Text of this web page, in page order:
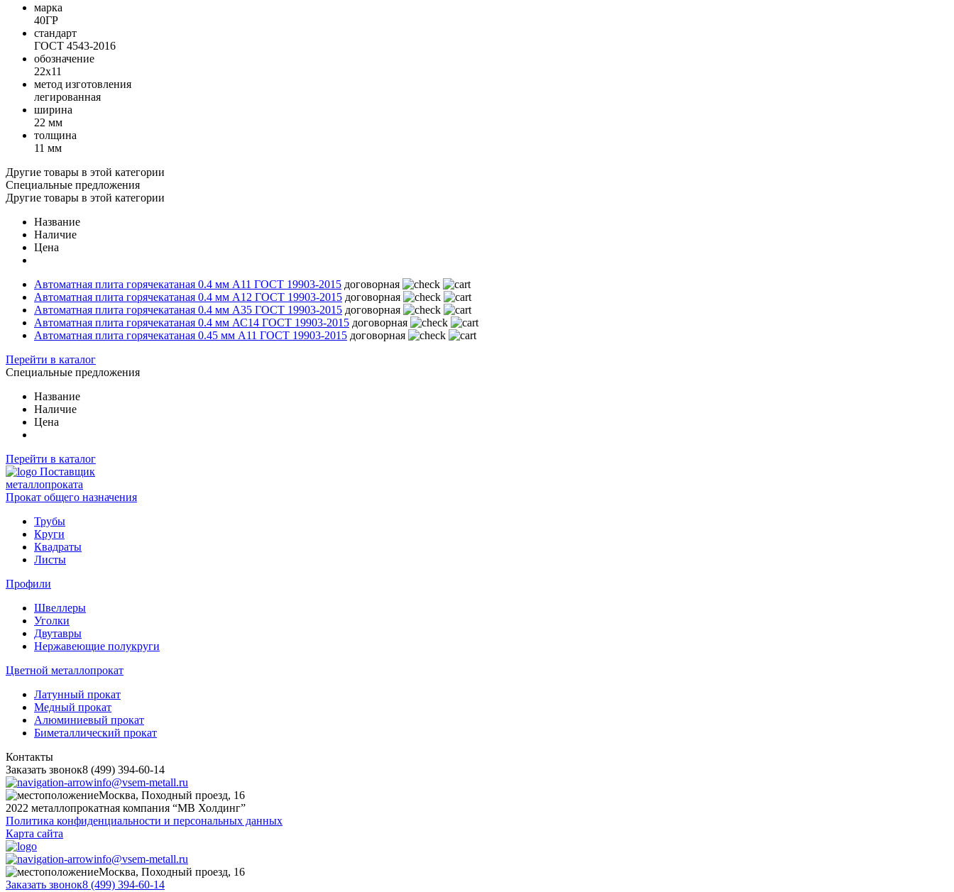
марка
40ГР
стандарт
ГОСТ 4543-2016
обозначение
22х11
метод изготовления
легированная
ширина
22 мм
толщина
11 мм
Другие товары в этой категории
Специальные предложения
Другие товары в этой категории
Название
Наличие
Цена
Автоматная плита горячекатаная 0.4 мм А11 ГОСТ 19903-2015 договорная
Автоматная плита горячекатаная 0.4 мм А12 ГОСТ 19903-2015 договорная
Автоматная плита горячекатаная 0.4 мм А35 ГОСТ 19903-2015 договорная
Автоматная плита горячекатаная 0.4 мм АС14 ГОСТ 19903-2015 договорная
Автоматная плита горячекатаная 0.45 мм А11 ГОСТ 19903-2015 договорная
Перейти в каталог
Специальные предложения
Название
Наличие
Цена
Перейти в каталог
Поставщик
металлопроката
Прокат общего назначения
Трубы
Круги
Квадраты
Листы
Профили
Швеллеры
Уголки
Двутавры
Нержавеющие полукруги
Цветной металлопрокат
Латунный прокат
Медный прокат
Алюминиевый прокат
Биметаллический прокат
Контакты
Заказать звонок8 (499) 394-60-14
info@vsem-metall.ru
Москва, Походный проезд, 16
2022 металлопрокатная компания “MB Холдинг”
Политика конфиденциальности и персональных данных
Карта сайта
info@vsem-metall.ru
Москва, Походный проезд, 16
Заказать звонок8 (499) 394-60-14